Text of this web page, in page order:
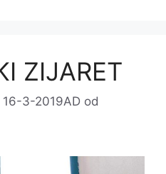
ZIJARET
3-2019AD od